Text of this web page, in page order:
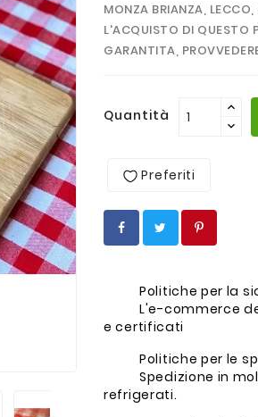
MONZA BRIANZA,
L'ACQUISTO DI QUESTO
GARANTITA,
Quantità
Preferiti
Politiche per la
L'e-commerce
e certificati
Politiche per le
Spedizione in
refrigerati.